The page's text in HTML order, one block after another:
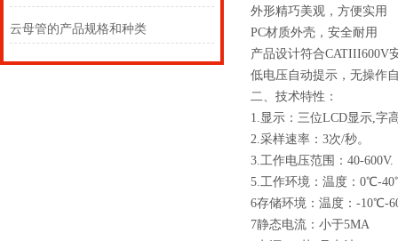
云母管的产品规格和种类
外形精巧美观，方便实用
PC材质外壳，安全耐用
产品设计符合CATIII600V
低电压自动提示，无操作
二、技术特性：
1.显示：三位LCD显示,字
2.采样速率：3次/秒。
3.工作电压范围：40-600V.
5.工作环境：温度：0℃-
6存储环境：温度：-10℃-
7静态电流：小于5MA